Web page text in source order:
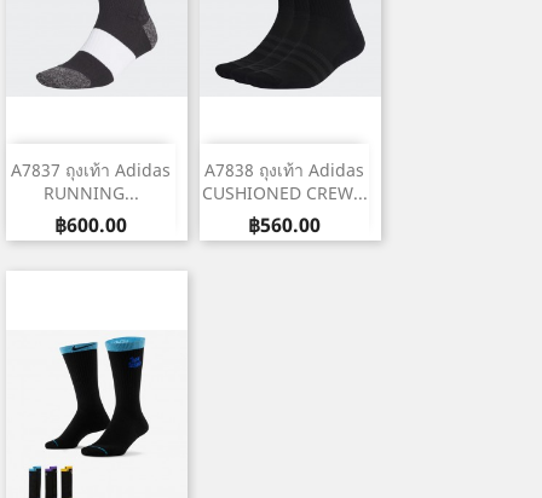
A7837 ถุงเท้า Adidas
RUNNING...
Price
฿600.00
A7838 ถุงเท้า Adidas
CUSHIONED CREW...
Price
฿560.00